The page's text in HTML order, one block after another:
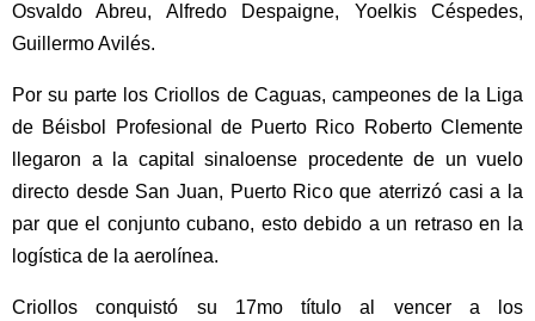
Osvaldo Abreu, Alfredo Despaigne, Yoelkis Céspedes,
Guillermo Avilés.
Por su parte los Criollos de Caguas, campeones de la Liga
de Béisbol Profesional de Puerto Rico Roberto Clemente
llegaron a la capital sinaloense procedente de un vuelo
directo desde San Juan, Puerto Rico que aterrizó casi a la
par que el conjunto cubano, esto debido a un retraso en la
logística de la aerolínea.
Criollos conquistó su 17mo título al vencer a los